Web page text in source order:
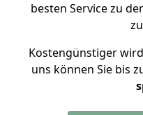
besten Service zu
Kostengünstiger
uns können Sie bis